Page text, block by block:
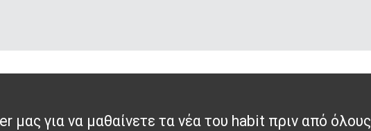
για να μαθαίνετε τα νέα του habit πριν από όλους